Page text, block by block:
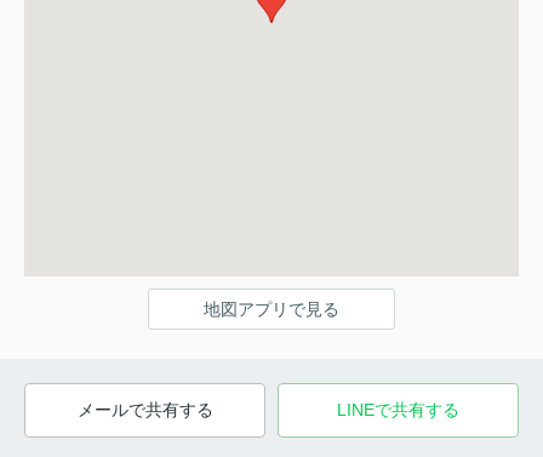
地図アプリで見る
メールで共有する LINEで共有する